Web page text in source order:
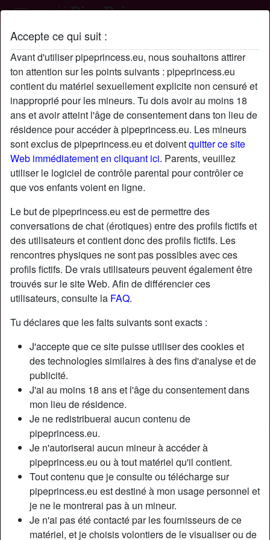
Accepte ce qui suit :
Avant d'utiliser pipeprincess.eu, nous souhaitons attirer
ton attention sur les points suivants : pipeprincess.eu
contient du matériel sexuellement explicite non censuré et
inapproprié pour les mineurs. Tu dois avoir au moins 18
ans et avoir atteint l'âge de consentement dans ton lieu de
résidence pour accéder à pipeprincess.eu. Les mineurs
sont exclus de pipeprincess.eu et doiventquitter ce site
Web immédiatement en cliquant ici. Parents, veuillez
utiliser le logiciel de contrôle parental pour contrôler ce
que vos enfants voient en ligne.
Le but de pipeprincess.eu est de permettre des
conversations de chat (érotiques) entre des profils fictifs et
des utilisateurs et contient donc des profils fictifs. Les
rencontres physiques ne sont pas possibles avec ces
profils fictifs. De vrais utilisateurs peuvent également être
trouvés sur le site Web. Afin de différencier ces
utilisateurs, consulte la FAQ.
Tu déclares que les faits suivants sont exacts :
J'accepte que ce site puisse utiliser des cookies et
des technologies similaires à des fins d'analyse et de
publicité.
J'ai au moins 18 ans et l'âge du consentement dans
mon lieu de résidence.
Je ne redistribuerai aucun contenu de
pipeprincess.eu.
Je n'autoriserai aucun mineur à accéder à
pipeprincess.eu ou à tout matériel qu'il contient.
Tout contenu que je consulte ou télécharge sur
pipeprincess.eu est destiné à mon usage personnel et
je ne le montrerai pas à un mineur.
Je n'ai pas été contacté par les fournisseurs de ce
matériel, et je choisis volontiers de le visualiser ou de
Profil de Redouanelegg
starAjouter chatDiscuter !
Nickname:
Redouanelegg
Âge:
30
Pays:
France
Département:
Haute-Garonne
Sexe:
Homme